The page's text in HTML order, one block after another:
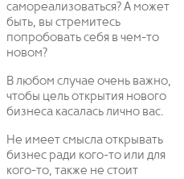
самореализоваться? А может
быть, вы стремитесь
попробовать себя в чем-то
новом?
В любом случае очень важно,
чтобы цель открытия нового
бизнеса касалась лично вас.
Не имеет смысла открывать
бизнес ради кого-то или для
кого-то, также не стоит